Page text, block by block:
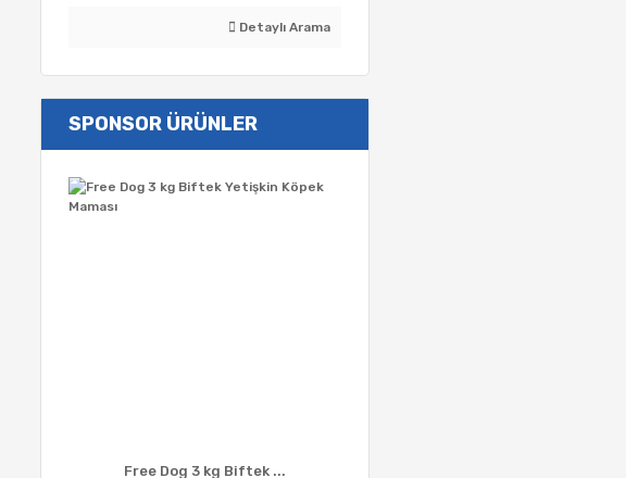
Detaylı Arama
SPONSOR ÜRÜNLER
Free Dog 3 kg Biftek ...